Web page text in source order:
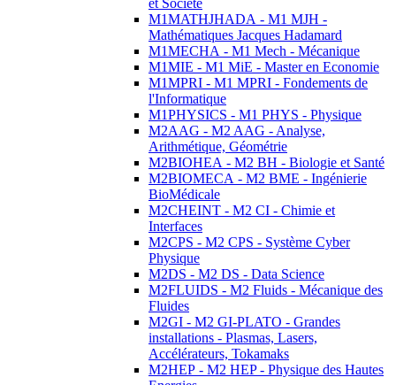
et Société
M1MATHJHADA - M1 MJH -
Mathématiques Jacques Hadamard
M1MECHA - M1 Mech - Mécanique
M1MIE - M1 MiE - Master en Economie
M1MPRI - M1 MPRI - Fondements de
l'Informatique
M1PHYSICS - M1 PHYS - Physique
M2AAG - M2 AAG - Analyse,
Arithmétique, Géométrie
M2BIOHEA - M2 BH - Biologie et Santé
M2BIOMECA - M2 BME - Ingénierie
BioMédicale
M2CHEINT - M2 CI - Chimie et
Interfaces
M2CPS - M2 CPS - Système Cyber
Physique
M2DS - M2 DS - Data Science
M2FLUIDS - M2 Fluids - Mécanique des
Fluides
M2GI - M2 GI-PLATO - Grandes
installations - Plasmas, Lasers,
Accélérateurs, Tokamaks
M2HEP - M2 HEP - Physique des Hautes